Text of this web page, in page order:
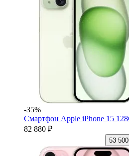
-35%
Смартфон Apple iPhone 15
82 880 ₽
53